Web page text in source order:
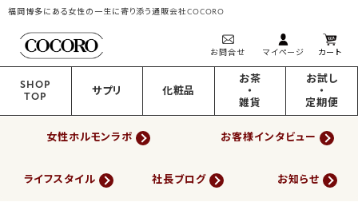
福岡博多にある女性の一生に寄り添う通販会社COCORO
お問合せ マイページ カート
SHOP
TOP
サプリ 化粧品
お茶
・
雑貨
お試し
・
定期便
女性ホルモンラボ お客様インタビュー
ライフスタイル 社長ブログ お知らせ